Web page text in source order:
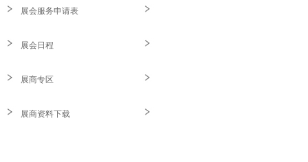
展会服务申请表
展会日程
展商专区
展商资料下载